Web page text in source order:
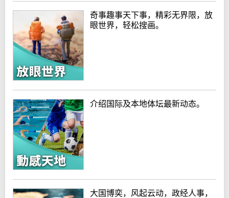
奇事趣事天下事，精彩无界限，放
眼世界，轻松搜画。
介绍国际及本地体坛最新动态。
大国博奕，风起云动，政经人事，